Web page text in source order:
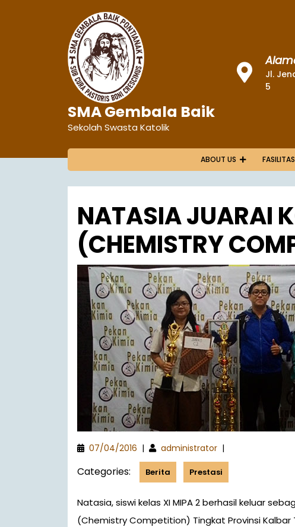
SMA Gembala Baik
Sekolah Swasta Katolik
Jl.
5
ABOUT US FASILITAS
NATASIA JUARAI
(CHEMISTRY
07/04/2016 | administrator |
Categories: Berita Prestasi
Natasia, siswi kelas XI MIPA 2 berhasil keluar sebagai Juara I dalam Final Kompetisi Kimia
(Chemistry Competition) Tingkat Provinsi Kalbar